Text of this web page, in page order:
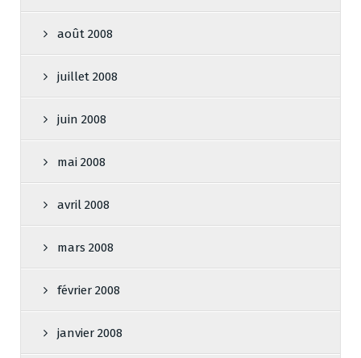
août 2008
juillet 2008
juin 2008
mai 2008
avril 2008
mars 2008
février 2008
janvier 2008